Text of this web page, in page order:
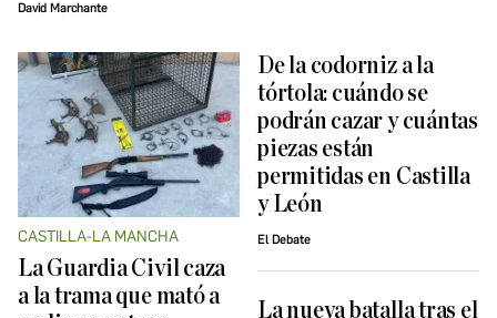
David Marchante
CASTILLA-LA MANCHA
La Guardia Civil caza
a la trama que mató a
De la codorniz a la
tórtola: cuándo se
podrán cazar y cuántas
piezas están
permitidas en Castilla
y León
El Debate
La nueva batalla tras el